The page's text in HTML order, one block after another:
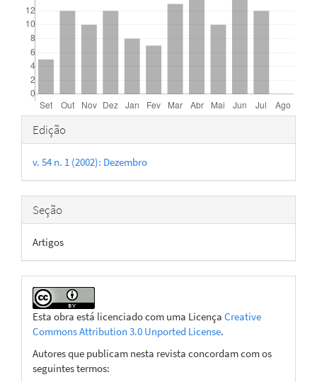
Detalhes
do
artigo
Edição
v. 54 n. 1 (2002): Dezembro
Seção
Artigos
Esta obra está licenciado com uma Licença Creative
Commons Attribution 3.0 Unported License.
Autores que publicam nesta revista concordam com os
seguintes termos: